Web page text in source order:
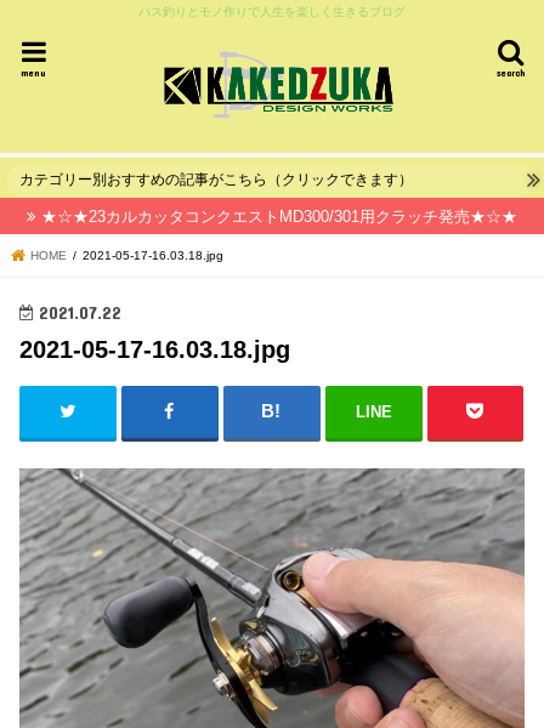
バス釣りとモノ作りで人生を楽しく生きるブログ
search
menu
カテゴリー別おすすめの記事がこちら（クリックできます）
★☆★23カルカッタコンクエストMD300/301用クラッチ発売★☆★
HOME 2021-05-17-16.03.18.jpg
2021.07.22
2021-05-17-16.03.18.jpg
LINE